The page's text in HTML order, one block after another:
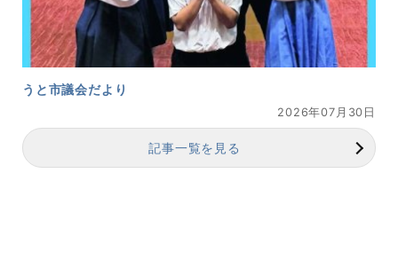
うと市議会だより
2026年07月30日
記事一覧を見る